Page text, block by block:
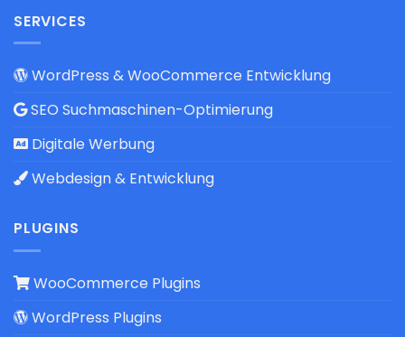
SERVICES
WordPress & WooCommerce Entwicklung
SEO Suchmaschinen-Optimierung
Digitale Werbung
Webdesign & Entwicklung
PLUGINS
WooCommerce Plugins
WordPress Plugins